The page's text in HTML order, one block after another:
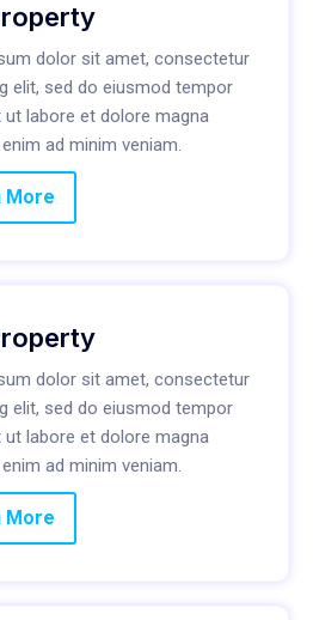
dolor sit amet, consectetur
elit, sed do eiusmod tempor
ut labore et dolore magna
ad minim veniam.
More
dolor sit amet, consectetur
elit, sed do eiusmod tempor
ut labore et dolore magna
ad minim veniam.
More